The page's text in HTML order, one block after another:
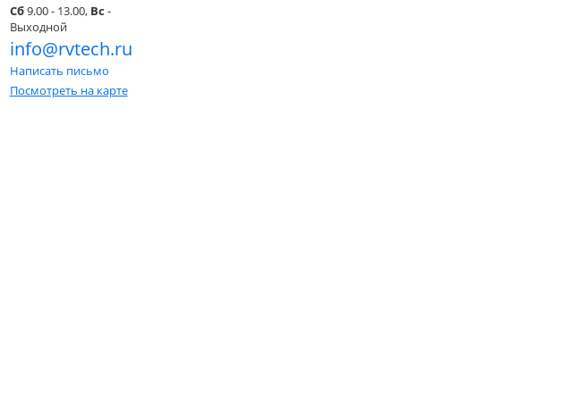
Сб9.00 - 13.00, Вс -
Выходной
info@rvtech.ru
Написать письмо
Посмотреть на карте